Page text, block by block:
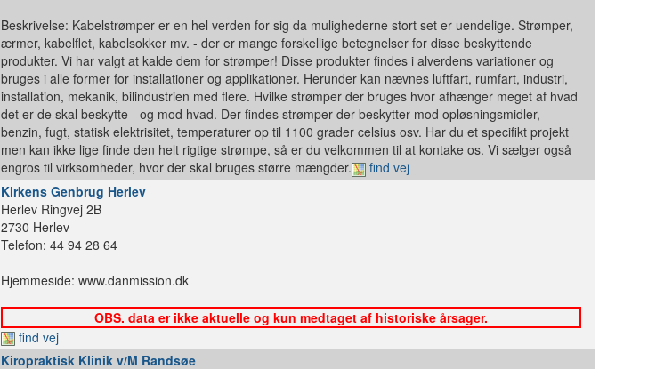
Beskrivelse: Kabelstrømper er en hel verden for sig da mulighederne stort set er uendelige. Strømper,
ærmer, kabelflet, kabelsokker mv. - der er mange forskellige betegnelser for disse beskyttende
produkter. Vi har valgt at kalde dem for strømper! Disse produkter findes i alverdens variationer og
bruges i alle former for installationer og applikationer. Herunder kan nævnes luftfart, rumfart, industri,
installation, mekanik, bilindustrien med flere. Hvilke strømper der bruges hvor afhænger meget af hvad
det er de skal beskytte - og mod hvad. Der findes strømper der beskytter mod opløsningsmidler,
benzin, fugt, statisk elektrisitet, temperaturer op til 1100 grader celsius osv. Har du et specifikt projekt
men kan ikke lige finde den helt rigtige strømpe, så er du velkommen til at kontake os. Vi sælger også
engros til virksomheder, hvor der skal bruges større mængder.
find vej
Kirkens Genbrug Herlev
Herlev Ringvej 2B
2730 Herlev
Telefon: 44 94 28 64
Hjemmeside: www.danmission.dk
OBS. data er ikke aktuelle og kun medtaget af historiske årsager.
find vej
Kiropraktisk Klinik v/M Randsøe